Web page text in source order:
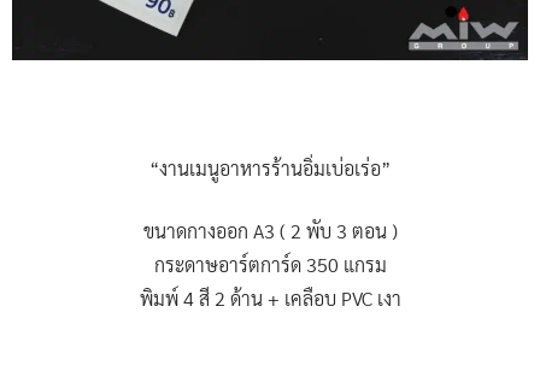
“งานเมนูอาหารร้านอิ่มเบ่อเร่อ”
ขนาดกางออก A3 ( 2 พับ 3 ตอน )
กระดาษอาร์ตการ์ด 350 แกรม
พิมพ์ 4 สี 2 ด้าน + เคลือบ PVC เงา